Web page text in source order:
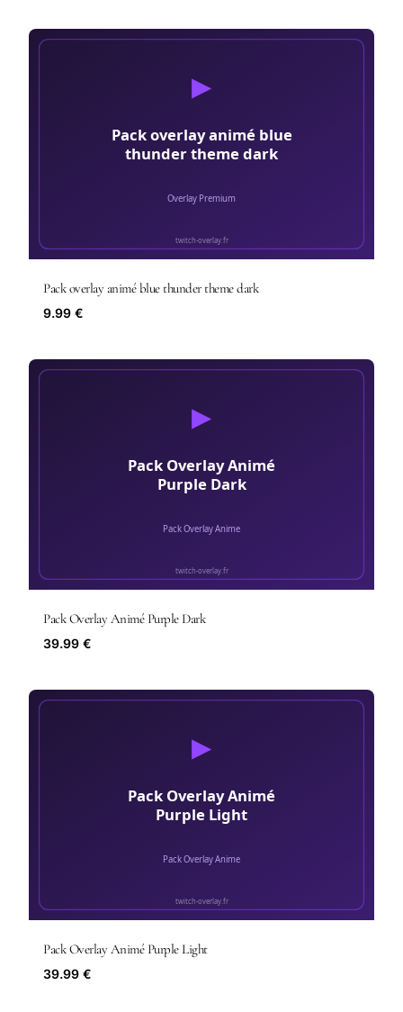
Pack overlay animé blue thunder theme dark
9.99 €
Pack Overlay Animé Purple Dark
39.99 €
Pack Overlay Animé Purple Light
39.99 €